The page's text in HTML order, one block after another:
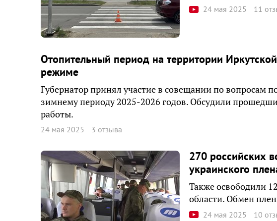
24 мая 2025 11
Отопительный период на территории
режиме
Губернатор принял участие в совещании по вопросам
зимнему периоду 2025-2026 годов. Обсудили
работы.
24 мая 2025 3 отзыва
270 российских
украинского
Также освободили
области. Обмен
24 мая 2025 10